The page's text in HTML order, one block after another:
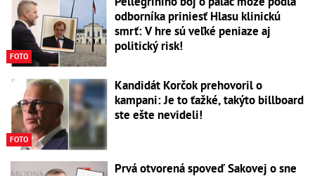
FOTO
odborníka priniesť Hlasu klinickú
smrť: V hre sú veľké peniaze aj
politický risk!
FOTO
Kandidát Korčok prehovoril o
kampani: Je to ťažké, takýto billboard
ste ešte nevideli!
Prvá otvorená spoveď Sakovej o sne